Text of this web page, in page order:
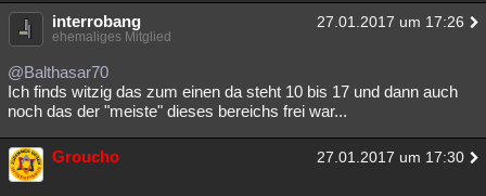
interrobang 27.01.2017 um 17:26
ehemaliges Mitglied
@Balthasar70
Ich finds witzig das zum einen da steht 10 bis 17 und dann auch
noch das der "meiste" dieses bereichs frei war...
Groucho 27.01.2017 um 17:30